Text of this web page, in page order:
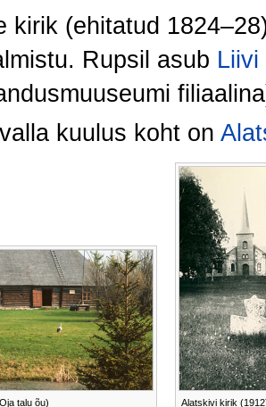
kirik (ehitatud
Rupsil asub Liivi
kuulus koht on
talu õu) Alatskivi kirik